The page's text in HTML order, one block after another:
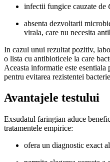
infectii fungice cauzate de
absenta dezvoltarii
virala, care nu necesita
In cazul unui rezultat pozitiv,
o lista cu antibioticele la care
Aceasta informatie este
pentru evitarea rezistentei
Avantajele testului
Exsudatul faringian aduce
tratamentele empirice:
ofera un diagnostic exact